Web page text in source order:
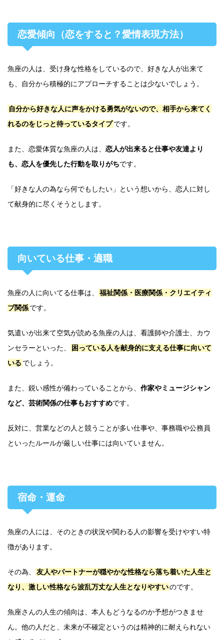
恋愛傾向（恋をすると？愛情表現方法）
魚座の人は、受け身な性格をしているので、好きな人が出来て
も、自分から積極的にアプローチすることは少ないでしょう。
自分から好きな人に声をかける勇気がないので、相手から来てく
れるのをじっと待っているタイプです。
また、恋愛体質な魚座の人は、 恋人が出来ると仕事や友達より
も、恋人を優先した行動を取りがちです。
「好きな人の為なら何でもしたい」という想いから、恋人に対し
て献身的に尽くそうとします。
向いている仕事・適職
魚座の人に向いてる仕事は、
福祉関係・医療関係・クリエイティ
ブ関係です。
気遣いが出来て空気が読める魚座の人は、看護師や介護士、カウ
ンセラーといった、
困っている人を献身的に支える仕事に向いて
いる でしょう。
また、鋭い感性が備わっていることから、 作家やミュージシャン
など、芸術関係の仕事もおすすめです。
反対に、営業などの人と競うことが多い仕事や、事務職や公務員
といったルールが厳しい仕事には向いていません。
宿命・運命
魚座の人には、そのときの状況や関わる人の影響を受けやすい特
徴があります。
その為、
友人やパートナーが穏やかな性格なら落ち着いた人生と
なり、激しい性格なら波乱万丈な人生となりやすいのです。
魚座さんの人生の傾向は、本人もどうなるのか予想がつきませ
ん。他の人だと、未来が不確定というのは精神的に耐えられない